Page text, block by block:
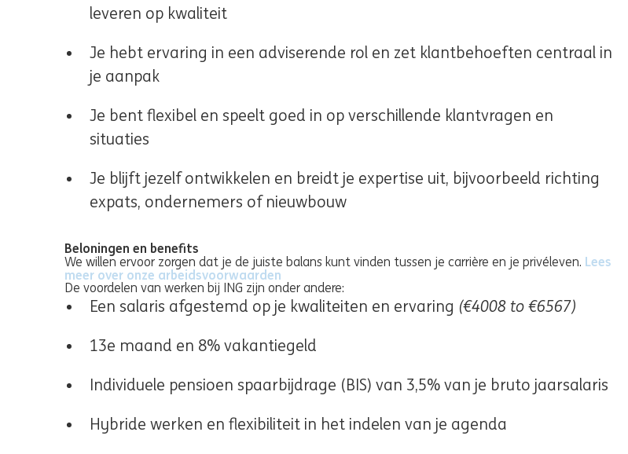
leveren op kwaliteit
Je hebt ervaring in een adviserende rol en zet klantbehoeften centraal in
je aanpak
Je bent flexibel en speelt goed in op verschillende klantvragen en
situaties
Je blijft jezelf ontwikkelen en breidt je expertise uit, bijvoorbeeld richting
expats, ondernemers of nieuwbouw
Beloningen en benefits
We willen ervoor zorgen dat je de juiste balans kunt vinden tussen je carrière en je privéleven. Lees
meer over onze arbeidsvoorwaarden
De voordelen van werken bij ING zijn onder andere:
Een salaris afgestemd op je kwaliteiten en ervaring (€4008 to €6567)
13e maand en 8% vakantiegeld
Individuele pensioen spaarbijdrage (BIS) van 3,5% van je bruto jaarsalaris
Hybride werken en flexibiliteit in het indelen van je agenda